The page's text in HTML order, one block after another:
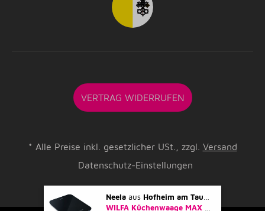
VERTRAG WIDERRUFEN
* Alle Preise inkl. gesetzlicher USt., zzgl. Versand
Datenschutz-Einstellungen
Neela aus Hofheim am Taunus
WILFA Küchenwaage MAX KS2B-10